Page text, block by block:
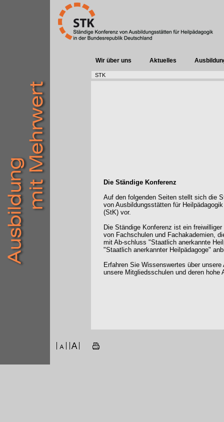
Wir über uns Aktuelles
STK
Die Ständige Konferenz
Auf den folgenden Seiten stellt sich die
von Ausbildungsstätten für
(StK) vor.
Die Ständige Konferenz ist ein
von Fachschulen und Fachakademien,
mit Ab-schluss "Staatlich anerkannte
"Staatlich anerkannter Heilpädagoge"
Erfahren Sie Wissenswertes über
unsere Mitgliedsschulen und deren hohe